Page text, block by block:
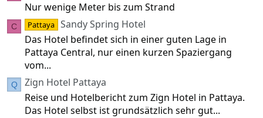
Nur wenige Meter bis zum Strand
C Pattaya Sandy Spring Hotel
Das Hotel befindet sich in einer guten Lage in
Pattaya Central, nur einen kurzen Spaziergang
vom...
Q
Zign Hotel Pattaya
Reise und Hotelbericht zum Zign Hotel in Pattaya.
Das Hotel selbst ist grundsätzlich sehr gut...